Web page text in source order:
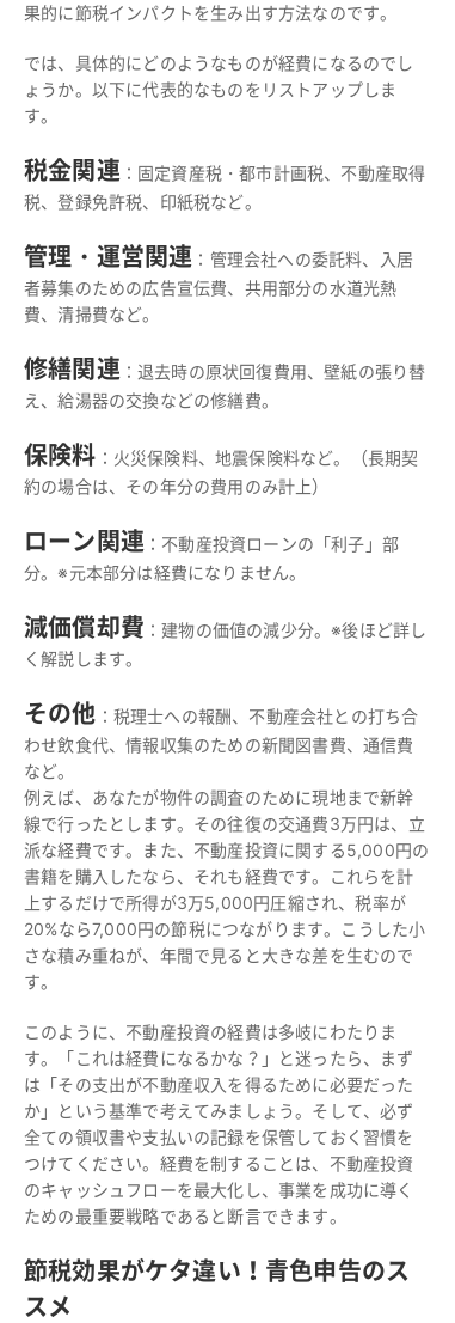
果的に節税インパクトを生み出す方法なのです。
では、具体的にどのようなものが経費になるのでし
ょうか。以下に代表的なものをリストアップしま
す。
税金関連 ：固定資産税・都市計画税、不動産取得
税、登録免許税、印紙税など。
管理・運営関連 ：管理会社への委託料、入居
者募集のための広告宣伝費、共用部分の水道光熱
費、清掃費など。
修繕関連 ：退去時の原状回復費用、壁紙の張り替
え、給湯器の交換などの修繕費。
保険料 ：火災保険料、地震保険料など。（長期契
約の場合は、その年分の費用のみ計上）
ローン関連 ：不動産投資ローンの「利子」部
分。※元本部分は経費になりません。
減価償却費 ：建物の価値の減少分。※後ほど詳し
く解説します。
その他 ：税理士への報酬、不動産会社との打ち合
わせ飲食代、情報収集のための新聞図書費、通信費
など。
例えば、あなたが物件の調査のために現地まで新幹
線で行ったとします。その往復の交通費3万円は、立
派な経費です。また、不動産投資に関する5,000円の
書籍を購入したなら、それも経費です。これらを計
上するだけで所得が3万5,000円圧縮され、税率が
20%なら7,000円の節税につながります。こうした小
さな積み重ねが、年間で見ると大きな差を生むので
す。
このように、不動産投資の経費は多岐にわたりま
す。「これは経費になるかな？」と迷ったら、まず
は「その支出が不動産収入を得るために必要だった
か」という基準で考えてみましょう。そして、必ず
全ての領収書や支払いの記録を保管しておく習慣を
つけてください。経費を制することは、不動産投資
のキャッシュフローを最大化し、事業を成功に導く
ための最重要戦略であると断言できます。
節税効果がケタ違い！青色申告のス
スメ